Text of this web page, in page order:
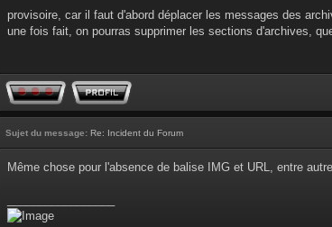
provisoire, car il faut d'abord déplacer les messages des
une fois fait, on pourras supprimer les sections d'archives,
Sujet du message: Re: Incident du Forum
Même chose pour l'absence de balise IMG et URL, entre